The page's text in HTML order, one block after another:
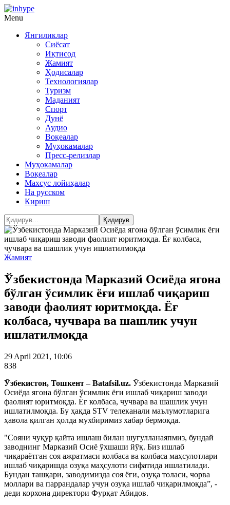
Menu
Янгиликлар
Сиёсат
Иқтисод
Жамият
Ҳодисалар
Технологиялар
Туризм
Маданият
Спорт
Дунё
Аудио
Воқеалар
Муҳокамалар
Пресс-релизлар
Муҳокамалар
Воқеалар
Махсус лойиҳалар
На русском
Кириш
Жамият
Ўзбекистонда Марказий Осиёда ягона
бўлган ўсимлик ёғи ишлаб чиқариш
заводи фаолият юритмоқда. Ёғ
колбаса, чучвара ва шашлик учун
ишлатилмоқда
29 April 2021, 10:06
838
Ўзбекистон, Тошкент – Batafsil.uz. Ўзбекистонда Марказий
Осиёда ягона бўлган ўсимлик ёғи ишлаб чиқариш заводи
фаолият юритмоқда. Ёғ колбаса, чучвара ва шашлик учун
ишлатилмоқда. Бу ҳақда STV телеканали маълумотларига
ҳавола қилган ҳолда мухбиримиз хабар бермоқда.
"Сояни чуқур қайта ишлаш билан шуғулланаяпмиз, бундай
заводнинг Марказий Осиё ўхшаши йўқ. Биз ишлаб
чиқараётган соя ажратмаси колбаса ва колбаса маҳсулотлари
ишлаб чиқаришда озуқа маҳсулоти сифатида ишлатилади.
Бундан ташқари, заводимизда соя ёғи, озуқа толаси, чорва
моллари ва паррандалар учун озуқа ишлаб чиқарилмоқда”, -
деди корхона директори Фурқат Абидов.